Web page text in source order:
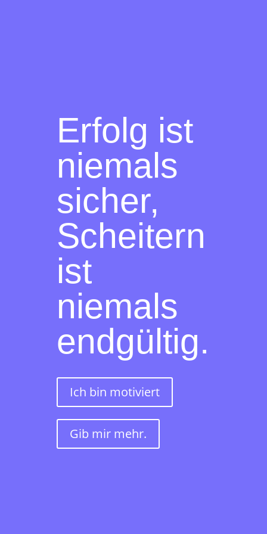
Erfolg ist
niemals
sicher,
Scheitern
ist
niemals
endgültig.
Ich bin motiviert
Gib mir mehr.